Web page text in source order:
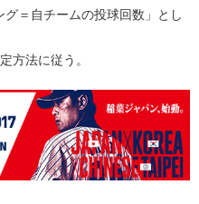
＝自チームの投球回数」とし
方法に従う。